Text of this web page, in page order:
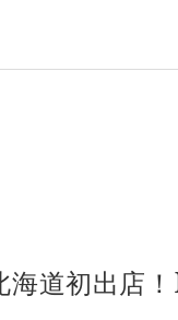
海道初出店